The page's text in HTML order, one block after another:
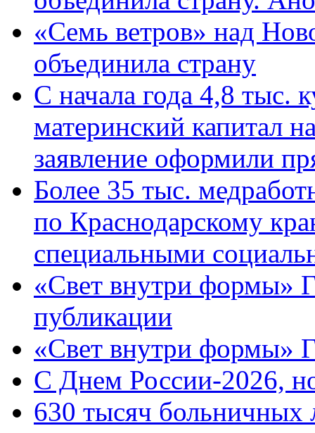
«Семь ветров» над
объединила страну
С начала года 4,8 тыс.
материнский капитал
заявление оформили
Более 35 тыс.
по Краснодарскому
специальными
«Свет внутри формы»
публикации
«Свет внутри формы»
C Днем России-2026,
630 тысяч больничных